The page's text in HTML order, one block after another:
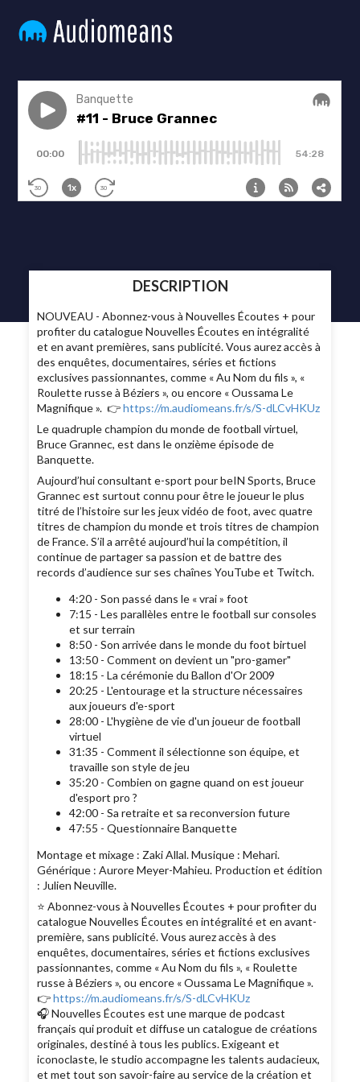
DESCRIPTION
NOUVEAU - Abonnez-vous à Nouvelles Écoutes + pour
profiter du catalogue Nouvelles Écoutes en intégralité
et en avant premières, sans publicité. Vous aurez accès à
des enquêtes, documentaires, séries et fictions
exclusives passionnantes, comme « Au Nom du fils », «
Roulette russe à Béziers », ou encore « Oussama Le
Magnifique ». 👉https://m.audiomeans.fr/s/S-dLCvHKUz
Le quadruple champion du monde de football virtuel,
Bruce Grannec, est dans le onzième épisode de
Banquette.
Aujourd’hui consultant e-sport pour beIN Sports, Bruce
Grannec est surtout connu pour être le joueur le plus
titré de l’histoire sur les jeux vidéo de foot, avec quatre
titres de champion du monde et trois titres de champion
de France. S’il a arrêté aujourd’hui la compétition, il
continue de partager sa passion et de battre des
records d’audience sur ses chaînes YouTube et Twitch.
4:20 - Son passé dans le « vrai » foot
7:15 - Les parallèles entre le football sur consoles
et sur terrain
8:50 - Son arrivée dans le monde du foot birtuel
13:50 - Comment on devient un "pro-gamer"
18:15 - La cérémonie du Ballon d'Or 2009
20:25 - L'entourage et la structure nécessaires
aux joueurs d'e-sport
28:00 - L'hygiène de vie d'un joueur de football
virtuel
31:35 - Comment il sélectionne son équipe, et
travaille son style de jeu
35:20 - Combien on gagne quand on est joueur
d'esport pro ?
42:00 - Sa retraite et sa reconversion future
47:55 - Questionnaire Banquette
Montage et mixage : Zaki Allal. Musique : Mehari.
Générique : Aurore Meyer-Mahieu. Production et édition
: Julien Neuville.
⭐️ Abonnez-vous à Nouvelles Écoutes + pour profiter du
catalogue Nouvelles Écoutes en intégralité et en avant-
première, sans publicité. Vous aurez accès à des
enquêtes, documentaires, séries et fictions exclusives
passionnantes, comme « Au Nom du fils », « Roulette
russe à Béziers », ou encore « Oussama Le Magnifique ».
👉https://m.audiomeans.fr/s/S-dLCvHKUz
🎧 Nouvelles Écoutes est une marque de podcast
français qui produit et diffuse un catalogue de créations
originales, destiné à tous les publics. Exigeant et
iconoclaste, le studio accompagne les talents audacieux,
et met tout son savoir-faire au service de la création et